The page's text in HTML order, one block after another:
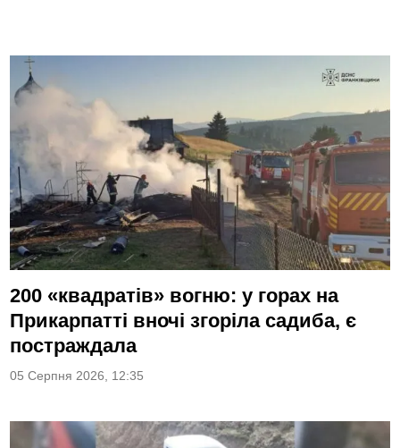
200 «квадратів» вогню: у горах на
Прикарпатті вночі згоріла садиба, є
постраждала
05 Серпня 2026, 12:35